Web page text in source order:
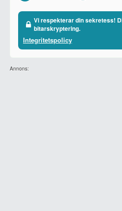
Vi respekterar din sekretess!
bitarskryptering.
Integritetspolicy
Annons: